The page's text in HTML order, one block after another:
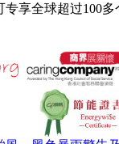
享全球超过100多